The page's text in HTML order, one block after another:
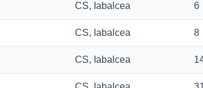
CS, Iabalcea 6
CS, Iabalcea 8
CS, Iabalcea